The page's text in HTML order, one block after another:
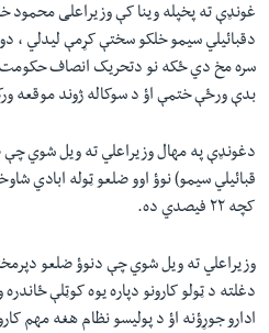
غونډې ته پخپله وینا کې وزیراعلی محمود
دقبائیلي سیمو خلکو سختې کړمې لیدلي ،
سره مخ دي ځکه نو دتحریک انصاف حکومت
بدې ورځې ختمې اؤ د سوکاله ژوند موقعه
دغونډې په مهال وزیراعلي ته ویل شوي
کچه ۲۲ فیصدي ده.
وزیراعلي ته ویل شوي چې دنوؤ ضلعو
دغلته د ټولو کارونو دپاره یوه کوټلې
ادارو جوړؤنه اؤ د پولیسو نظام هغه مهم